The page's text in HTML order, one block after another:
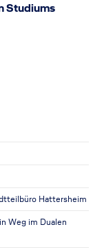
Studiums
Hattersheim
Weg im Dualen